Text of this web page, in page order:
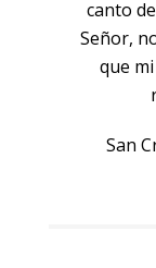
canto
Señor,
que
San